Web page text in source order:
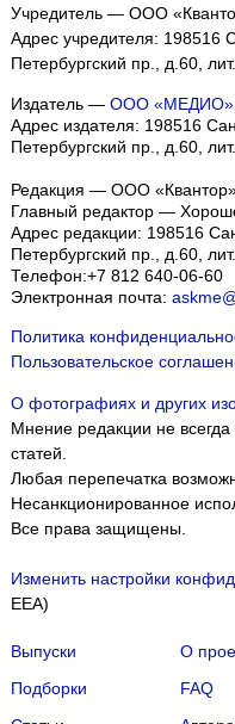
Учредитель — ООО
Адрес учредителя: 198516
Петербургский пр., д.60,
Издатель — ООО «МЕДИО»
Адрес издателя: 198516
Петербургский пр., д.60,
Редакция — ООО
Главный редактор —
Адрес редакции: 198516
Петербургский пр., д.60,
Телефон:+7 812 640-06-60
Электронная почта:
Политика
Пользовательское
О фотографиях и других
Мнение редакции не всегда
статей.
Любая перепечатка
Несанкционированное
Все права защищены.
Изменить настройки
EEA)
Выпуски
Подборки
О
FAQ